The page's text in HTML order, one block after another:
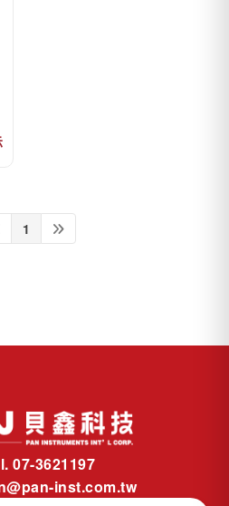
1
07-3621197
inst.com.tw